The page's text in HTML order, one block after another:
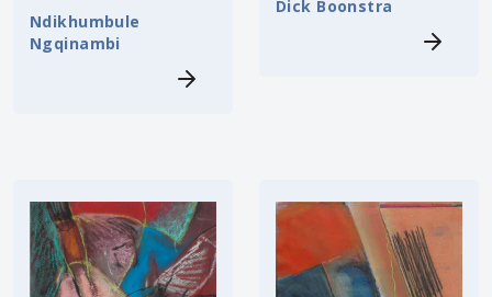
Ndikhumbule
Ngqinambi
Dick Boonstra